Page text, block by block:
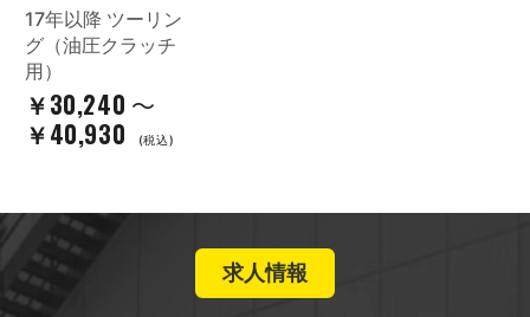
17年以降 ツーリン
グ（油圧クラッチ
用）
￥30,240 ～
￥40,930 (税込)
求人情報